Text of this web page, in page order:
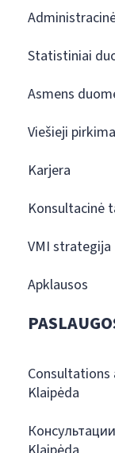
Statistiniai
Asmens
Viešieji
Karjera
Konsultacinė
VMI strategija
Apklausos
Klaipėda